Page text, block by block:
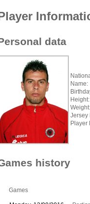
data
Name:
Height:
Weight:
Jersey
Player
history
Games